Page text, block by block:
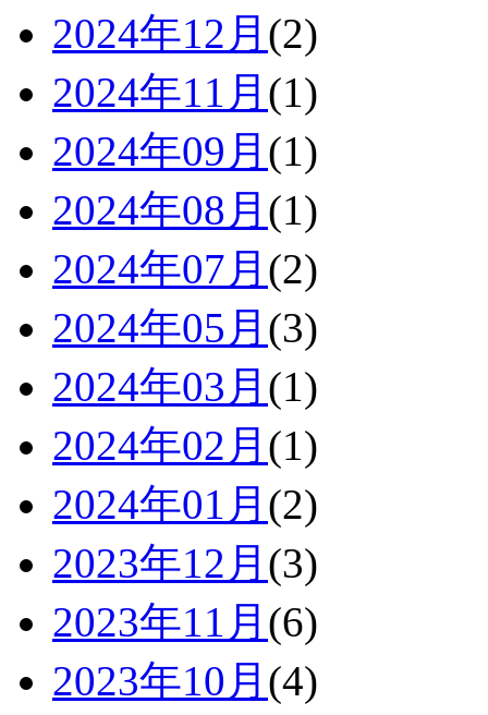
2024年12月 (2)
2024年11月 (1)
2024年09月 (1)
2024年08月 (1)
2024年07月 (2)
2024年05月 (3)
2024年03月 (1)
2024年02月 (1)
2024年01月 (2)
2023年12月 (3)
2023年11月 (6)
2023年10月 (4)